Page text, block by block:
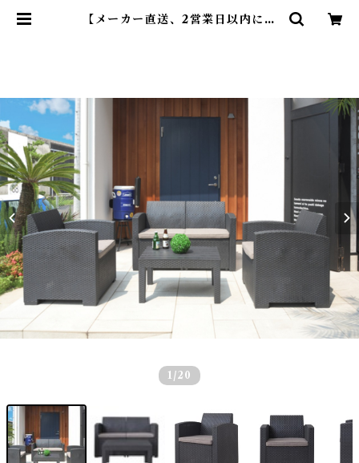
【メーカー直送、2営業日以内に発
1 /20